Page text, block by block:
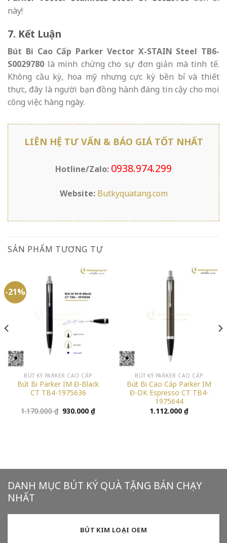
này!
7. Kết Luận
Bút Bi Cao Cấp Parker Vector X-STAIN Steel TB6-
S0029780 là minh chứng cho sự đơn giản mà tinh tế.
Không cầu kỳ, hoa mỹ nhưng cực kỳ bền bỉ và thiết
thực, đây là người bạn đồng hành đáng tin cậy cho mọi
công việc hàng ngày.
LIÊN HỆ TƯ VẤN & BÁO GIÁ TỐT NHẤT
Hotline/Zalo: 0938.974.299
Website: Butkyquatang.com
SẢN PHẨM TƯƠNG TỰ
-21%
BÚT KÝ PARKER CAO CẤP
Bút Bi Parker IM Đ-Black
CT TB4-1975636
1.170.000₫ Giá
gốc
930.000₫Giá
BÚT KÝ PARKER CAO CẤP
Bút Bi Cao Cấp Parker IM
Đ-DK Espresso CT TB4-
1975644
1.112.000 ₫
DANH MỤC BÚT KÝ QUÀ TẶNG BÁN CHẠY
NHẤT
BÚT KIM LOẠI OEM